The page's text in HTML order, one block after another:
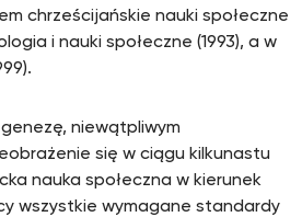
chrześcijańskie nauki społeczne
i nauki społeczne (1993), a w
niewątpliwym
się w ciągu kilkunastu
nauka społeczna w kierunek
wszystkie wymagane standardy